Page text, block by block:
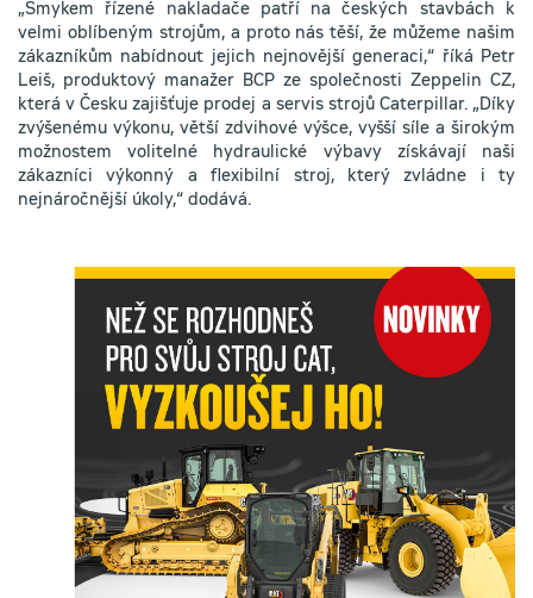
„Smykem řízené nakladače patří na českých stavbách k
velmi oblíbeným strojům, a proto nás těší, že můžeme našim
zákazníkům nabídnout jejich nejnovější generaci,“ říká Petr
Leiš, produktový manažer BCP ze společnosti Zeppelin CZ,
která v Česku zajišťuje prodej a servis strojů Caterpillar. „Díky
zvýšenému výkonu, větší zdvihové výšce, vyšší síle a širokým
možnostem volitelné hydraulické výbavy získávají naši
zákazníci výkonný a flexibilní stroj, který zvládne i ty
nejnáročnější úkoly,“ dodává.